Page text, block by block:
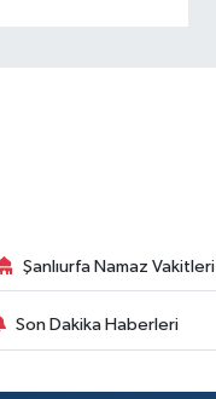
Şanlıurfa Namaz Vakitleri
Son Dakika Haberleri